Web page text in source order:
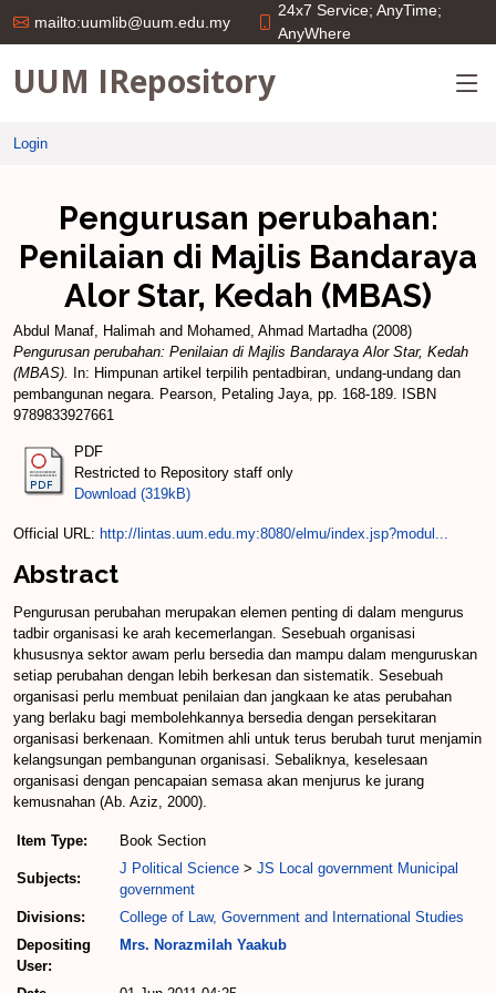
mailto:uumlib@uum.edu.my
24x7 Service; AnyTime;
AnyWhere
UUM IRepository
Login
Pengurusan perubahan:
Penilaian di Majlis Bandaraya
Alor Star, Kedah (MBAS)
Abdul Manaf, Halimah and Mohamed, Ahmad Martadha(2008)
Pengurusan perubahan: Penilaian di Majlis Bandaraya Alor Star, Kedah
(MBAS).
In: Himpunan artikel terpilih pentadbiran, undang-undang dan
pembangunan negara. Pearson, Petaling Jaya, pp. 168-189. ISBN
9789833927661
PDF
Restricted to Repository staff only
Download (319kB)
Official URL: http://lintas.uum.edu.my:8080/elmu/index.jsp?modul...
Abstract
Pengurusan perubahan merupakan elemen penting di dalam mengurus
tadbir organisasi ke arah kecemerlangan. Sesebuah organisasi
khususnya sektor awam perlu bersedia dan mampu dalam menguruskan
setiap perubahan dengan lebih berkesan dan sistematik. Sesebuah
organisasi perlu membuat penilaian dan jangkaan ke atas perubahan
yang berlaku bagi membolehkannya bersedia dengan persekitaran
organisasi berkenaan. Komitmen ahli untuk terus berubah turut menjamin
kelangsungan pembangunan organisasi. Sebaliknya, keselesaan
organisasi dengan pencapaian semasa akan menjurus ke jurang
kemusnahan (Ab. Aziz, 2000).
Item Type: Book Section
Subjects:
J Political Science > JS Local government Municipal
government
Divisions:
College of Law, Government and International Studies
Depositing
User:
Mrs. Norazmilah Yaakub